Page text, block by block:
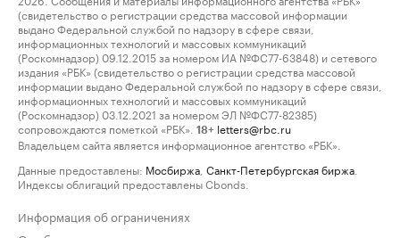
(свидетельство о регистрации средства массовой информации
выдано Федеральной службой по надзору в сфере связи,
информационных технологий и массовых коммуникаций
(Роскомнадзор) 09.12.2015 за номером ИА №ФС77-63848) и сетевого
издания «РБК» (свидетельство о регистрации средства массовой
информации выдано Федеральной службой по надзору в сфере связи,
информационных технологий и массовых коммуникаций
(Роскомнадзор) 03.12.2021 за номером ЭЛ №ФС77-82385)
сопровождаются пометкой «РБК».
18+ letters@rbc.ru
Владельцем сайта является информационное агентство «РБК».
Данные предоставлены: Мосбиржа Санкт-Петербургская биржа
Индексы облигаций предоставлены Cbonds.
Информация об ограничениях